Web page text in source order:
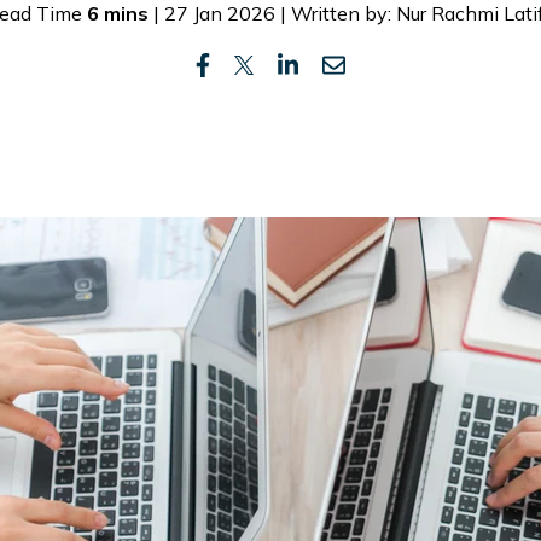
Time 6 mins | 27 Jan 2026 | Written by: Nur Rachmi